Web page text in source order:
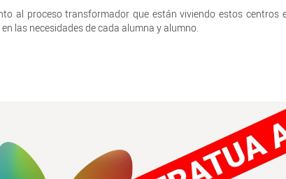
al proceso transformador que están viviendo estos centros
las necesidades de cada alumna y alumno.